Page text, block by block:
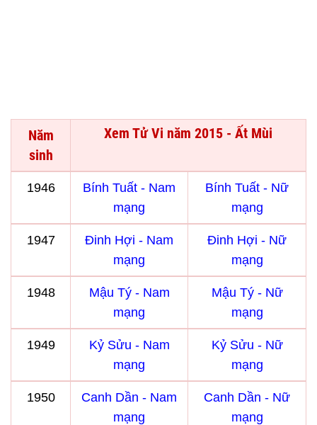
Năm
sinh
Xem Tử Vi năm 2015 - Ất Mùi
1946
Bính Tuất - Nam
mạng
Bính Tuất - Nữ
mạng
1947
Đinh Hợi - Nam
mạng
Đinh Hợi - Nữ
mạng
1948
Mậu Tý - Nam
mạng
Mậu Tý - Nữ
mạng
1949
Kỷ Sửu - Nam
mạng
Kỷ Sửu - Nữ
mạng
1950
Canh Dần - Nam
mạng
Canh Dần - Nữ
mạng